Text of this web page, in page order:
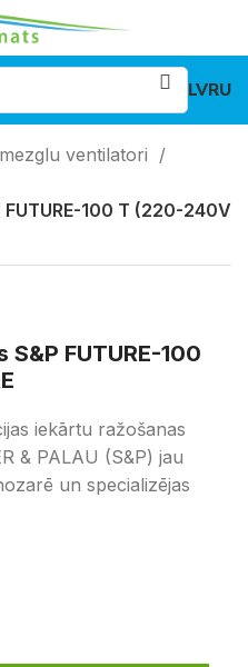
LVRU
ventilatori
100 T (220-240V
FUTURE-100
iekārtu ražošanas
& PALAU (S&P) jau
un specializējas